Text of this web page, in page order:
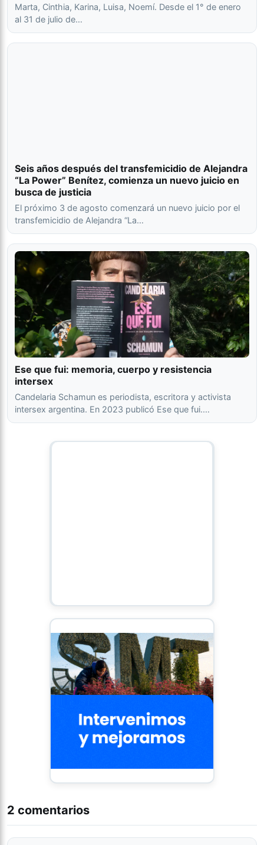
Marta, Cinthia, Karina, Luisa, Noemí. Desde el 1° de enero
al 31 de julio de…
Seis años después del transfemicidio de Alejandra
“La Power” Benítez, comienza un nuevo juicio en
busca de justicia
El próximo 3 de agosto comenzará un nuevo juicio por el
transfemicidio de Alejandra “La…
Ese que fui: memoria, cuerpo y resistencia
intersex
Candelaria Schamun es periodista, escritora y activista
intersex argentina. En 2023 publicó Ese que fui.…
2 comentarios